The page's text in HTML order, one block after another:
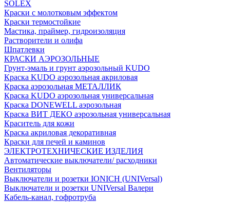
SOLEX
Краски с молотковым эффектом
Краски термостойкие
Мастика, праймер, гидроизоляция
Растворители и олифа
Шпатлевки
КРАСКИ АЭРОЗОЛЬНЫЕ
Грунт-эмаль и грунт аэрозольный KUDO
Краска KUDO аэрозольная акриловая
Краска аэрозольная МЕТАЛЛИК
Краска KUDO аэрозольная универсальная
Краска DONEWELL аэрозольная
Краска ВИТ ДЕКО аэрозольная универсальная
Краситель для кожи
Краска акриловая декоративная
Краски для печей и каминов
ЭЛЕКТРОТЕХНИЧЕСКИЕ ИЗДЕЛИЯ
Автоматические выключатели/ расходники
Вентиляторы
Выключатели и розетки IONICH (UNIVersal)
Выключатели и розетки UNIVersal Валери
Кабель-канал, гофротруба